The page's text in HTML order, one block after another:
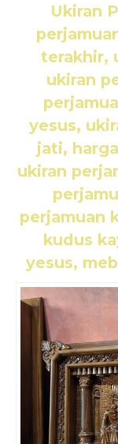
Ukiran
terakhir,
ukiran
yesus,
jati,
ukiran
perjamuan
kudus
yesus,